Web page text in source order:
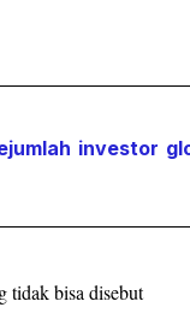
investor
tidak bisa disebut